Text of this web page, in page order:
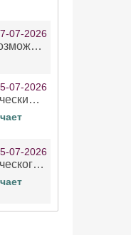
07-2026
Я конечно благодарна за возможность бесплатно слушать книги даже новинки , но чтение этой книги просто ужасно
07-2026
Автор переборщил с эротическими сценами. Похоже, с этим у него проблемы.
07-2026
Автор переборщил с эротического сценами. Похоже, с этим у него проблемы.